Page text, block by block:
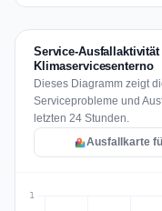
Service-
Klimaservicesenterno
Dieses Diagramm zeigt
Serviceprobleme und
letzten 24 Stunden.
Ausfallkarte